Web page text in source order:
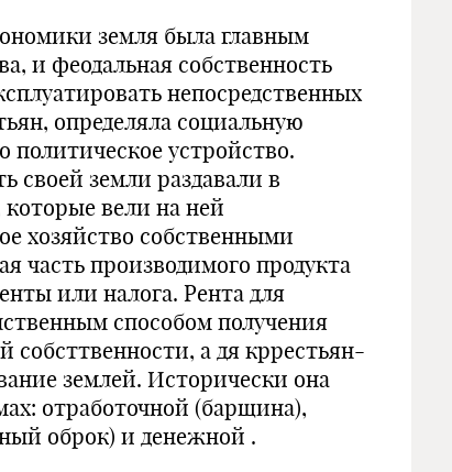
земля была главным
и феодальная собственность
непосредственных
определяла социальную
политическое устройство.
своей земли раздавали в
вели на ней
хозяйство собственными
часть производимого продукта
или налога. Рента для
способом получения
собсттвенности, а дя кррестьян-
землей. Исторически она
отработочной (барщина),
оброк) и денежной .